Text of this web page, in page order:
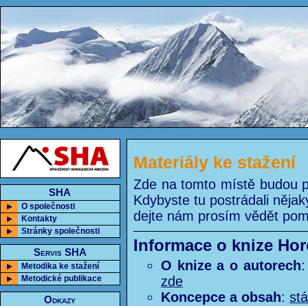
SHA
O společnosti
Kontakty
Stránky společnosti
Servis SHA
Metodika ke stažení
Metodické publikace
Odkazy
Materiály ke stažení
Zde na tomto místě budou
Kdybyste tu postrádali
dejte nám prosím vědět
Informace o knize
O knize a o autorech
zde
Koncepce a obsah: